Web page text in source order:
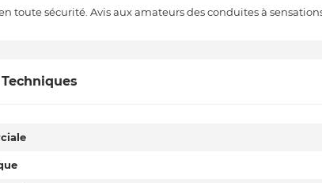
toute sécurité. Avis aux amateurs des conduites à